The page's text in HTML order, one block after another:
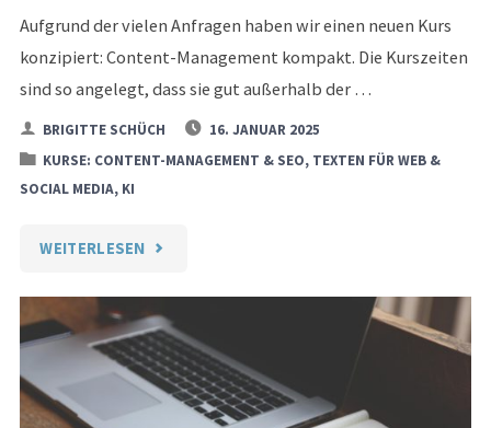
Aufgrund der vielen Anfragen haben wir einen neuen Kurs
konzipiert: Content-Management kompakt. Die Kurszeiten
sind so angelegt, dass sie gut außerhalb der …
BRIGITTE SCHÜCH
16. JANUAR 2025
KURSE: CONTENT-MANAGEMENT & SEO, TEXTEN FÜR WEB &
SOCIAL MEDIA, KI
WEITERLESEN "CONTENT-
KOMPAKT"